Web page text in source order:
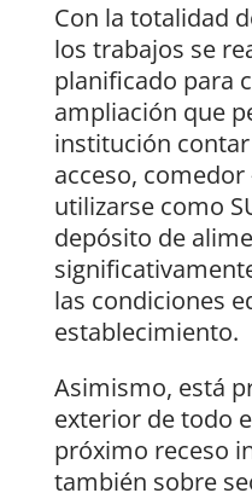
Con la totalidad
los trabajos se
planificado para
ampliación que
institución
acceso,
utilizarse como
depósito de
las condiciones
establecimiento.
Asimismo, está
exterior de todo
próximo receso
también sobre